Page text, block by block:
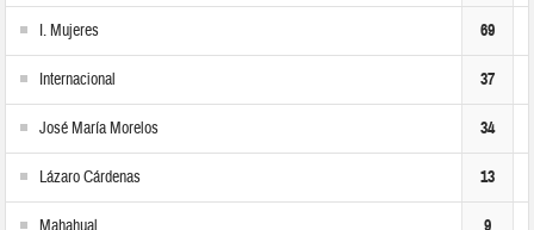
I. Mujeres 69
Internacional 37
José María Morelos 34
Lázaro Cárdenas 13